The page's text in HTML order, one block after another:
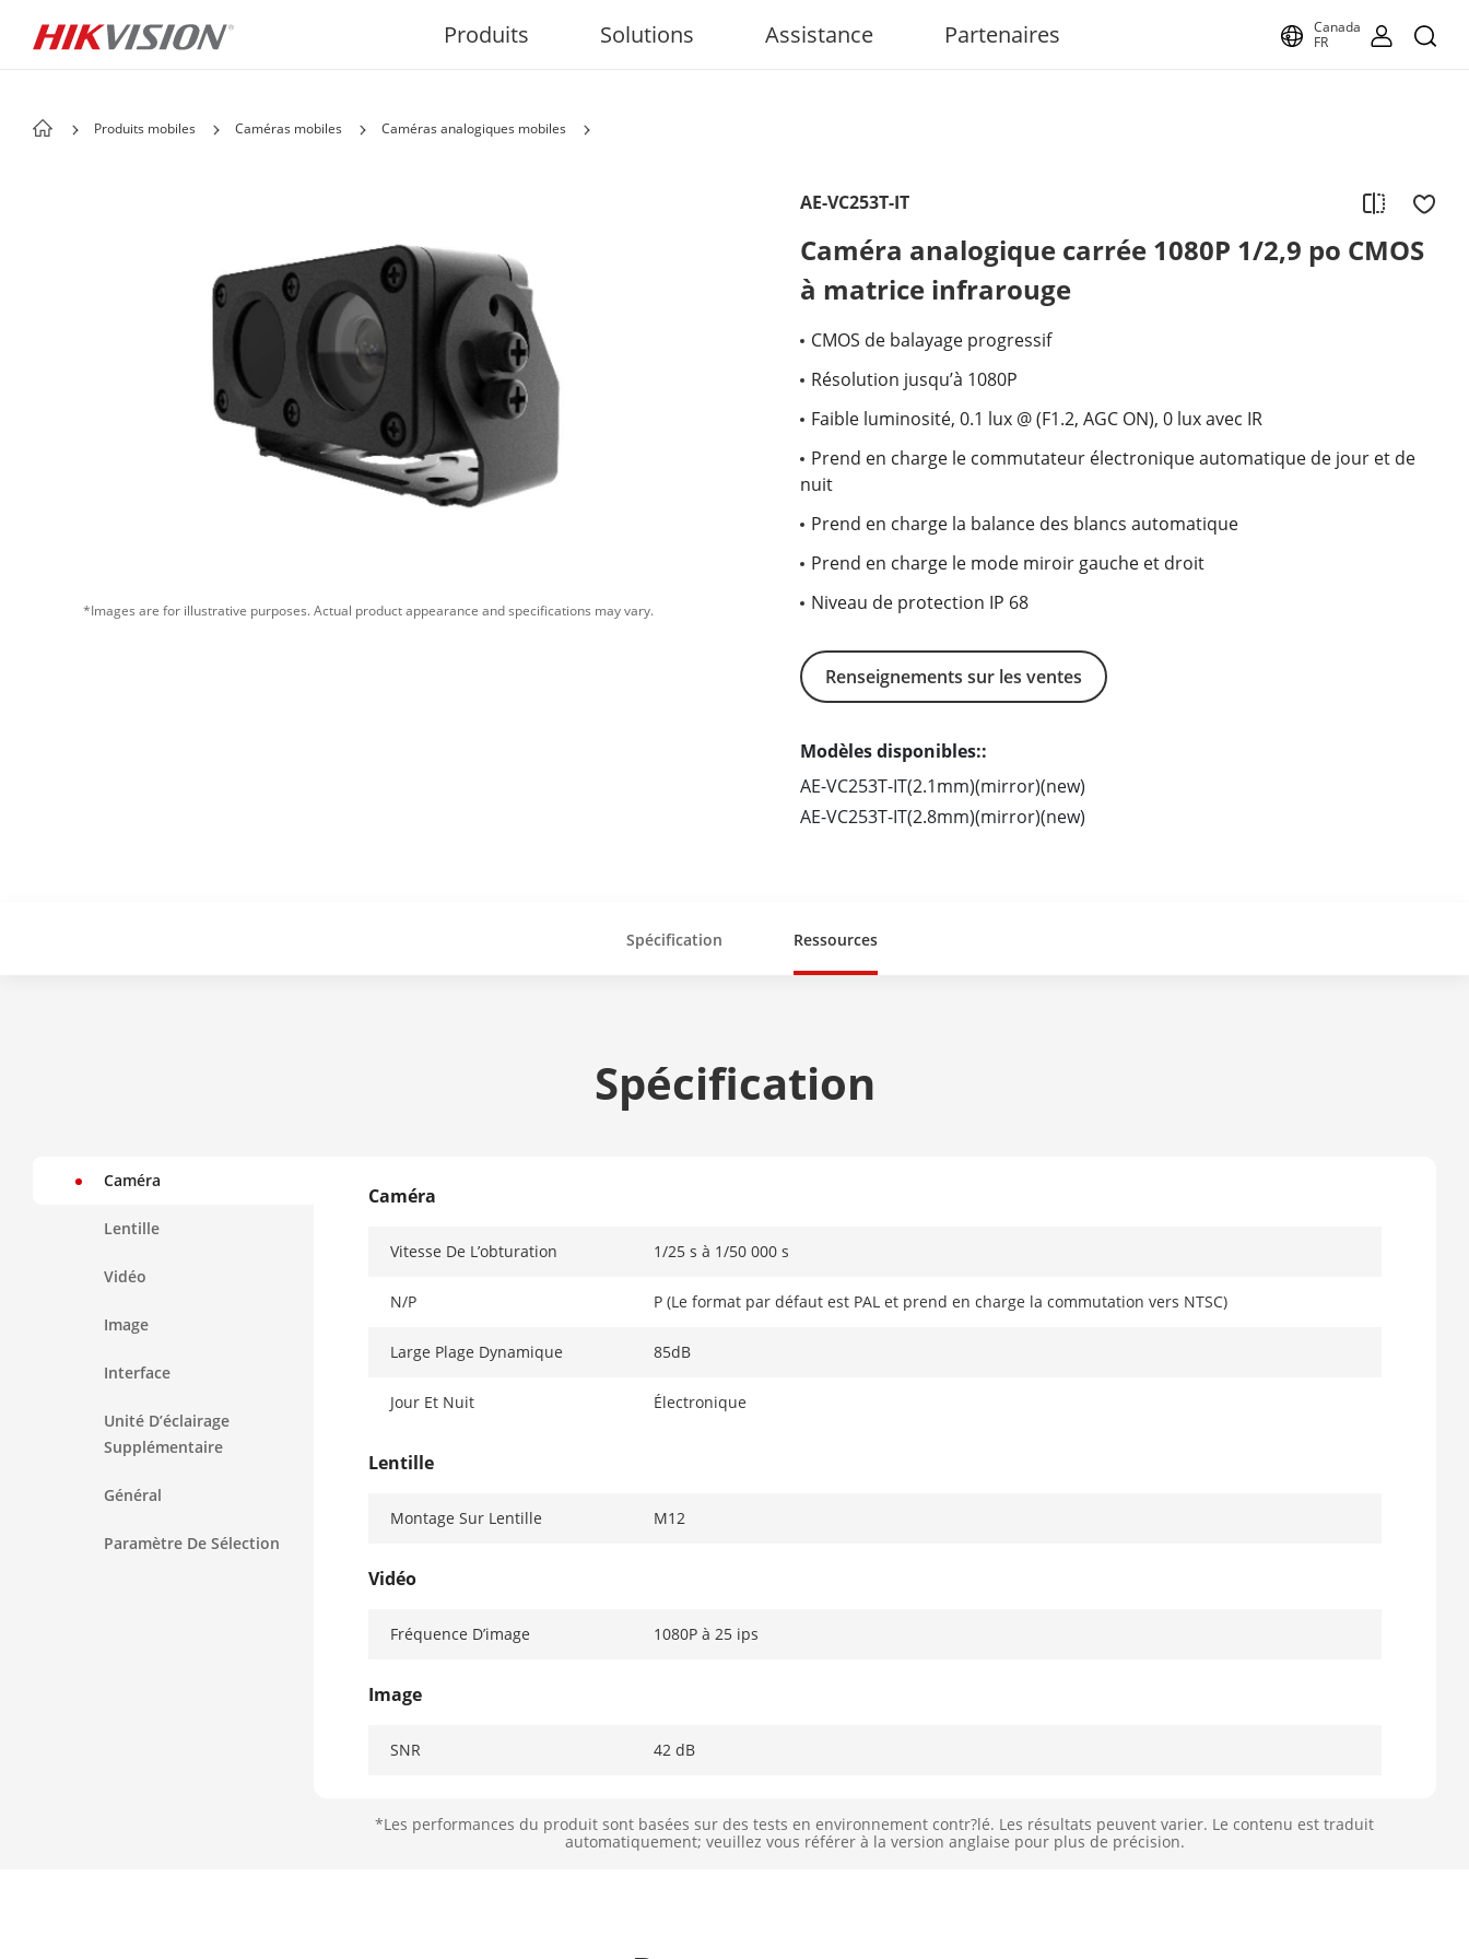
Produits Solutions Assistance Partenaires
Canada
FR
Produits mobiles Caméras mobiles Caméras analogiques mobiles
*Images are for illustrative purposes. Actual product appearance and specifications may vary.
AE-VC253T-IT
Caméra analogique carrée 1080P 1/2,9 po CMOS
à matrice infrarouge
CMOS de balayage progressif
Résolution jusqu’à 1080P
Faible luminosité, 0.1 lux @ (F1.2, AGC ON), 0 lux avec IR
Prend en charge le commutateur électronique automatique de jour et de
nuit
Prend en charge la balance des blancs automatique
Prend en charge le mode miroir gauche et droit
Niveau de protection IP 68
Renseignements sur les ventes
Modèles disponibles::
AE-VC253T-IT(2.1mm)(mirror)(new)
AE-VC253T-IT(2.8mm)(mirror)(new)
Spécification Ressources
Spécification
Caméra
Lentille
Vidéo
Image
Interface
Unité D’éclairage
Supplémentaire
Général
Paramètre De Sélection
Caméra
Vitesse De L’obturation 1/25 s à 1/50 000 s
N/P P (Le format par défaut est PAL et prend en charge la commutation vers NTSC)
Large Plage Dynamique 85dB
Jour Et Nuit Électronique
Lentille
Montage Sur Lentille M12
Vidéo
Fréquence D’image 1080P à 25 ips
Image
SNR 42 dB
*Les performances du produit sont basées sur des tests en environnement contr?lé. Les résultats peuvent varier. Le contenu est traduit
automatiquement; veuillez vous référer à la version anglaise pour plus de précision.